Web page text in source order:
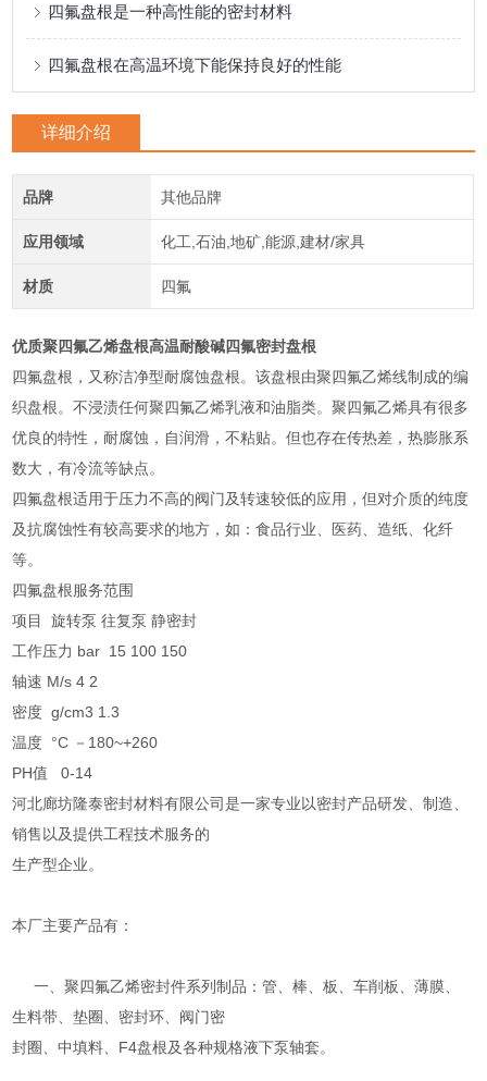
四氟盘根是一种高性能的密封材料
四氟盘根在高温环境下能保持良好的性能
详细介绍
品牌 其他品牌
应用领域 化工,石油,地矿,能源,建材/家具
材质 四氟
优质聚四氟乙烯盘根高温耐酸碱四氟密封盘根
四氟盘根，又称洁净型耐腐蚀盘根。该盘根由聚四氟乙烯线制成的编
织盘根。不浸渍任何聚四氟乙烯乳液和油脂类。聚四氟乙烯具有很多
优良的特性，耐腐蚀，自润滑，不粘贴。但也存在传热差，热膨胀系
数大，有冷流等缺点。
四氟盘根适用于压力不高的阀门及转速较低的应用，但对介质的纯度
及抗腐蚀性有较高要求的地方，如：食品行业、医药、造纸、化纤
等。
四氟盘根服务范围
项目 旋转泵 往复泵 静密封
工作压力 bar 15 100 150
轴速 M/s 4 2
密度 g/cm3 1.3
温度 °C －180~+260
PH值 0-14
河北廊坊隆泰密封材料有限公司是一家专业以密封产品研发、制造、
销售以及提供工程技术服务的
生产型企业。
本厂主要产品有：
一、聚四氟乙烯密封件系列制品：管、棒、板、车削板、薄膜、
生料带、垫圈、密封环、阀门密
封圈、中填料、F4盘根及各种规格液下泵轴套。